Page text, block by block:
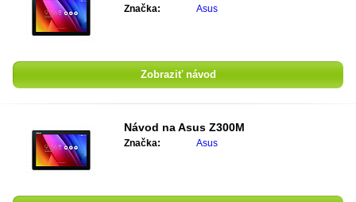
Značka: Asus
Zobraziť návod
Návod naAsus Z300M
Značka: Asus